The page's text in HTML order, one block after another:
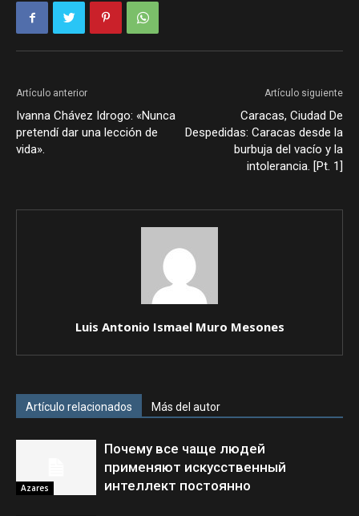
Artículo anterior
Ivanna Chávez Idrogo: «Nunca
pretendí dar una lección de
vida».
Artículo siguiente
Caracas, Ciudad De
Despedidas: Caracas desde la
burbuja del vacío y la
intolerancia. [Pt. 1]
Luis Antonio Ismael Muro Mesones
Artículo relacionados Más del autor
Azares
Почему все чаще людей
применяют искусственный
интеллект постоянно